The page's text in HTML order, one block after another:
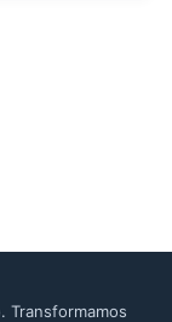
Transformamos